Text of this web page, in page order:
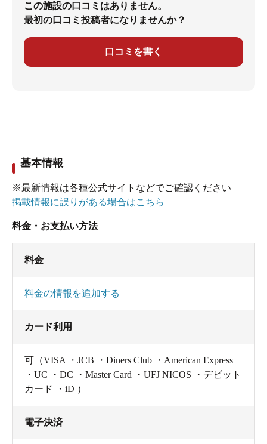
この施設の口コミはありません。
最初の口コミ投稿者になりませんか？
口コミを書く
基本情報
※最新情報は各種公式サイトなどでご確認ください
掲載情報に誤りがある場合はこちら
料金・お支払い方法
料金
料金の情報を追加する
カード利用
可（VISA ・JCB ・Diners Club ・American Express
・UC ・DC ・Master Card ・UFJ NICOS ・デビット
カード ・iD ）
電子決済